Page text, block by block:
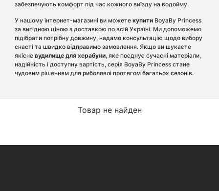
забезпечують комфорт під час кожного виїзду на водойму.
У нашому інтернет-магазині ви можете купити BoyaBy Princess
за вигідною ціною з доставкою по всій Україні. Ми допоможемо
підібрати потрібну довжину, надамо консультацію щодо вибору
снасті та швидко відправимо замовлення. Якщо ви шукаєте
якісне вудилище для херабуни, яке поєднує сучасні матеріали,
надійність і доступну вартість, серія BoyaBy Princess стане
чудовим рішенням для риболовлі протягом багатьох сезонів.
Товар не найден